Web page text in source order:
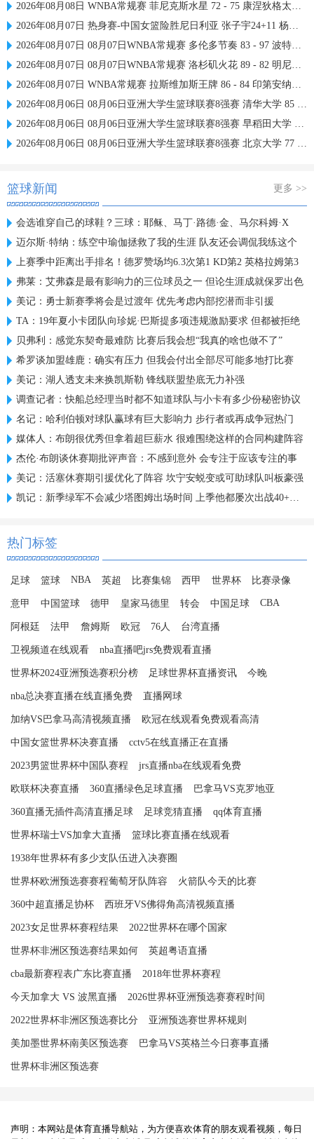
2026年08月08日 WNBA常规赛 菲尼克斯水星 72 - 75 康涅狄格太阳 全场集锦
2026年08月07日 热身赛-中国女篮险胜尼日利亚 张子宇24+11 杨舒予12+6
2026年08月07日 08月07日WNBA常规赛 多伦多节奏 83 - 97 波特兰火焰 集锦
2026年08月07日 08月07日WNBA常规赛 洛杉矶火花 89 - 82 明尼苏达山猫 全场集锦
2026年08月07日 WNBA常规赛 拉斯维加斯王牌 86 - 84 印第安纳狂热 全场集锦
2026年08月06日 08月06日亚洲大学生篮球联赛8强赛 清华大学 85 - 81 菲律宾大学 集锦
2026年08月06日 08月06日亚洲大学生篮球联赛8强赛 早稻田大学 78 - 71 高丽大学 集锦
2026年08月06日 08月06日亚洲大学生篮球联赛8强赛 北京大学 77 - 79 上海交通大学 集锦
篮球新闻 更多 >>
会选谁穿自己的球鞋？三球：耶稣、马丁·路德·金、马尔科姆·X
迈尔斯·特纳：练空中瑜伽拯救了我的生涯 队友还会调侃我练这个
上赛季中距离出手排名！德罗赞场均6.3次第1 KD第2 英格拉姆第3
弗莱：艾弗森是最有影响力的三位球员之一 但论生涯成就保罗出色
美记：勇士新赛季将会是过渡年 优先考虑内部挖潜而非引援
TA：19年夏小卡团队向珍妮·巴斯提多项违规激励要求 但都被拒绝
贝弗利：感觉东契奇最难防 比赛后我会想“我真的啥也做不了”
希罗谈加盟雄鹿：确实有压力 但我会付出全部尽可能多地打比赛
美记：湖人透支未来换凯斯勒 锋线联盟垫底无力补强
调查记者：快船总经理当时都不知道球队与小卡有多少份秘密协议
名记：哈利伯顿对球队赢球有巨大影响力 步行者或再成争冠热门
媒体人：布朗很优秀但拿着超巨薪水 很难围绕这样的合同构建阵容
杰伦·布朗谈休赛期批评声音：不感到意外 会专注于应该专注的事
美记：活塞休赛期引援优化了阵容 坎宁安蜕变或可助球队叫板豪强
凯记：新季绿军不会减少塔图姆出场时间 上季他都屡次出战40+分钟
热门标签
足球 篮球 NBA 英超 比赛集锦 西甲 世界杯 比赛录像
意甲 中国篮球 德甲 皇家马德里 转会 中国足球 CBA
阿根廷 法甲 詹姆斯 欧冠 76人 台湾直播
卫视频道在线观看 nba直播吧jrs免费观看直播
世界杯2024亚洲预选赛积分榜 足球世界杯直播资讯 今晚
nba总决赛直播在线直播免费 直播网球
加纳VS巴拿马高清视频直播 欧冠在线观看免费观看高清
中国女篮世界杯决赛直播 cctv5在线直播正在直播
2023男篮世界杯中国队赛程 jrs直播nba在线观看免费
欧联杯决赛直播 360直播绿色足球直播 巴拿马VS克罗地亚
360直播无插件高清直播足球 足球竞猜直播 qq体育直播
世界杯瑞士VS加拿大直播 篮球比赛直播在线观看
1938年世界杯有多少支队伍进入决赛圈
世界杯欧洲预选赛赛程葡萄牙队阵容 火箭队今天的比赛
360中超直播足协杯 西班牙VS佛得角高清视频直播
2023女足世界杯赛程结果 2022世界杯在哪个国家
世界杯非洲区预选赛结果如何 英超粤语直播
cba最新赛程表广东比赛直播 2018年世界杯赛程
今天加拿大 VS 波黑直播 2026世界杯亚洲预选赛赛程时间
2022世界杯非洲区预选赛比分 亚洲预选赛世界杯规则
美加墨世界杯南美区预选赛 巴拿马VS英格兰今日赛事直播
世界杯非洲区预选赛
声明：本网站是体育直播导航站，为方便喜欢体育的朋友观看视频，每日